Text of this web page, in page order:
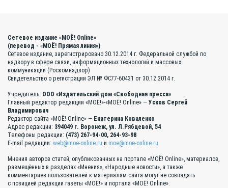
Сетевое издание «МОЁ! Online»
(перевод - «МОЁ! Прямая линия»)
Сетевое издание, зарегистрировано 30.12.2014 г. Федеральной службой по
надзору в сфере связи, информационных технологий и массовых
коммуникаций (Роскомнадзор)
Свидетельство о регистрации ЭЛ № ФС77-60431 от 30.12.2014 г.
Учредитель: ООО «Издательский дом «Свободная пресса»
Главный редактор редакции «МОЁ!»-«МОЁ! Online» — Усков Сергей
Владимирович
Редактор сайта «МОЁ! Online» — Екатерина Коваленко
Адрес редакции: 394049 г. Воронеж, ул. Л.Рябцевой, 54
Телефоны редакции: (473) 267-94-00, 264-93-98
E-mail редакции: web@moe-online.ru и moe@moe-online.ru
Мнения авторов статей, опубликованных на портале «МОЁ! Online», материалов,
размещённых в разделах «Мнения», «Народные новости», а также
комментариев пользователей к материалам сайта могут не совпадать
с позицией редакции газеты «МОЁ!» и портала «МОЁ! Online».